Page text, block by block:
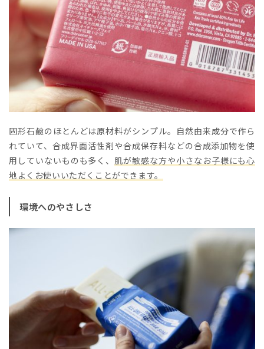
固形石鹼のほとんどは原材料がシンプル。自然由来成分で作ら
れていて、合成界面活性剤や合成保存料などの合成添加物を使
用していないものも多く、 肌が敏感な方や小さなお子様にも心
地よくお使いいただくことができます。
環境へのやさしさ